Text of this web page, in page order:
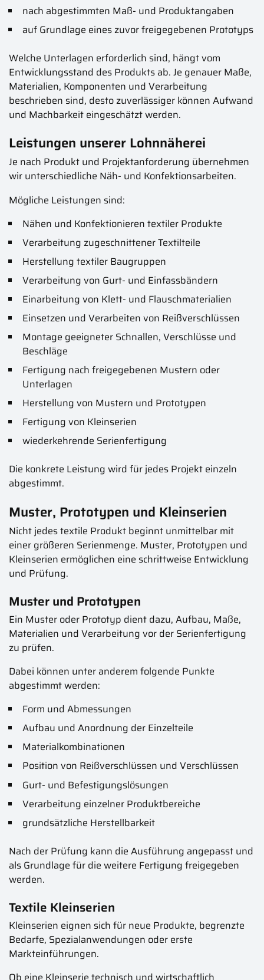
nach abgestimmten Maß- und Produktangaben
auf Grundlage eines zuvor freigegebenen Prototyps
Welche Unterlagen erforderlich sind, hängt vom
Entwicklungsstand des Produkts ab. Je genauer Maße,
Materialien, Komponenten und Verarbeitung
beschrieben sind, desto zuverlässiger können Aufwand
und Machbarkeit eingeschätzt werden.
Leistungen unserer Lohnnäherei
Je nach Produkt und Projektanforderung übernehmen
wir unterschiedliche Näh- und Konfektionsarbeiten.
Mögliche Leistungen sind:
Nähen und Konfektionieren textiler Produkte
Verarbeitung zugeschnittener Textilteile
Herstellung textiler Baugruppen
Verarbeitung von Gurt- und Einfassbändern
Einarbeitung von Klett- und Flauschmaterialien
Einsetzen und Verarbeiten von Reißverschlüssen
Montage geeigneter Schnallen, Verschlüsse und
Beschläge
Fertigung nach freigegebenen Mustern oder
Unterlagen
Herstellung von Mustern und Prototypen
Fertigung von Kleinserien
wiederkehrende Serienfertigung
Die konkrete Leistung wird für jedes Projekt einzeln
abgestimmt.
Muster, Prototypen und Kleinserien
Nicht jedes textile Produkt beginnt unmittelbar mit
einer größeren Serienmenge. Muster, Prototypen und
Kleinserien ermöglichen eine schrittweise Entwicklung
und Prüfung.
Muster und Prototypen
Ein Muster oder Prototyp dient dazu, Aufbau, Maße,
Materialien und Verarbeitung vor der Serienfertigung
zu prüfen.
Dabei können unter anderem folgende Punkte
abgestimmt werden:
Form und Abmessungen
Aufbau und Anordnung der Einzelteile
Materialkombinationen
Position von Reißverschlüssen und Verschlüssen
Gurt- und Befestigungslösungen
Verarbeitung einzelner Produktbereiche
grundsätzliche Herstellbarkeit
Nach der Prüfung kann die Ausführung angepasst und
als Grundlage für die weitere Fertigung freigegeben
werden.
Textile Kleinserien
Kleinserien eignen sich für neue Produkte, begrenzte
Bedarfe, Spezialanwendungen oder erste
Markteinführungen.